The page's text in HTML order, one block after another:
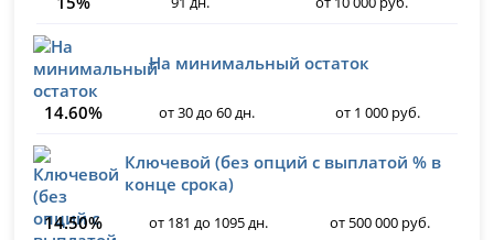
На минимальный остаток
14.60% от 30 до 60 дн. от 1 000 руб.
Ключевой (без опций с выплатой % в
конце срока)
14.50%
от 181 до 1095 дн. от 500 000 руб.